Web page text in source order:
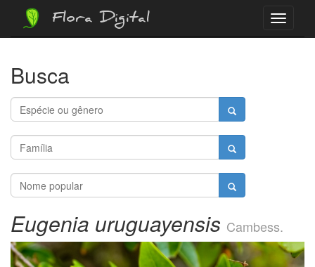
Menu
Flora Digital
Busca
Eugenia uruguayensis Cambess.